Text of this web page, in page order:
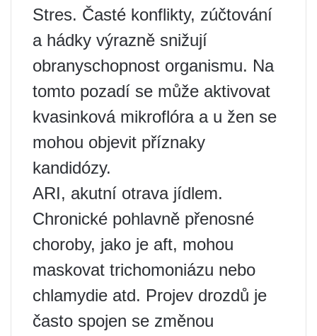
Stres. Časté konflikty, zúčtování
a hádky výrazně snižují
obranyschopnost organismu. Na
tomto pozadí se může aktivovat
kvasinková mikroflóra a u žen se
mohou objevit příznaky
kandidózy.
ARI, akutní otrava jídlem.
Chronické pohlavně přenosné
choroby, jako je aft, mohou
maskovat trichomoniázu nebo
chlamydie atd. Projev drozdů je
často spojen se změnou